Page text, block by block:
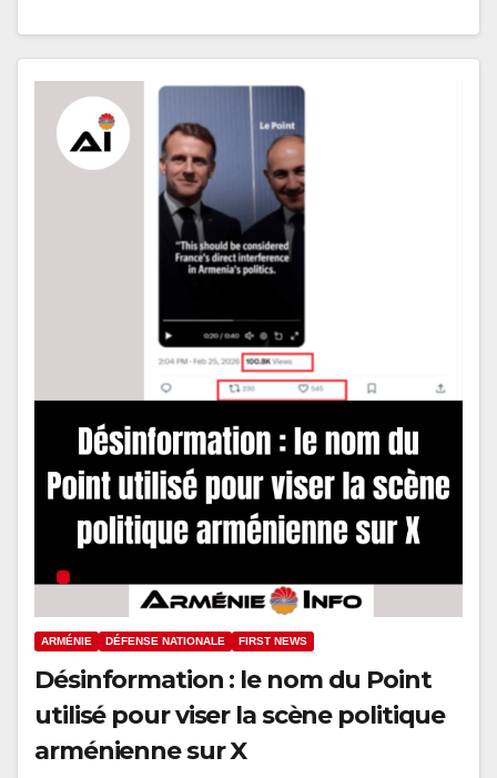
ARMÉNIE DÉFENSE NATIONALE FIRST NEWS
Désinformation : le nom du Point
utilisé pour viser la scène politique
arménienne sur X